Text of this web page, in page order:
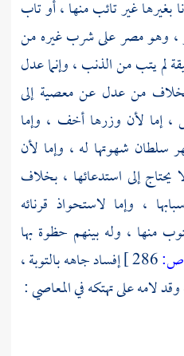
بغيرها غير تائب منها ، أو تاب
وهو مصر على شرب غيره من
لم يتب من الذنب ، وإنما عدل
من عدل عن معصية إلى
إما لأن وزرها أخف ، وإما
سلطان شهوتها له ، وإما لأن
يحتاج إلى استدعائها ، بخلاف
، وإما لاستحواذ قرنائه
منها ، وله بينهم حظوة بها
ص:
إفساد جاهه بالتوبة ،
وقد لامه على تهتكه في المعاصي :